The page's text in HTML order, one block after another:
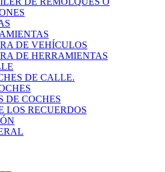
DE VEHÍCULOS
DE HERRAMIENTAS
DE CALLE.
DE COCHES
LOS RECUERDOS